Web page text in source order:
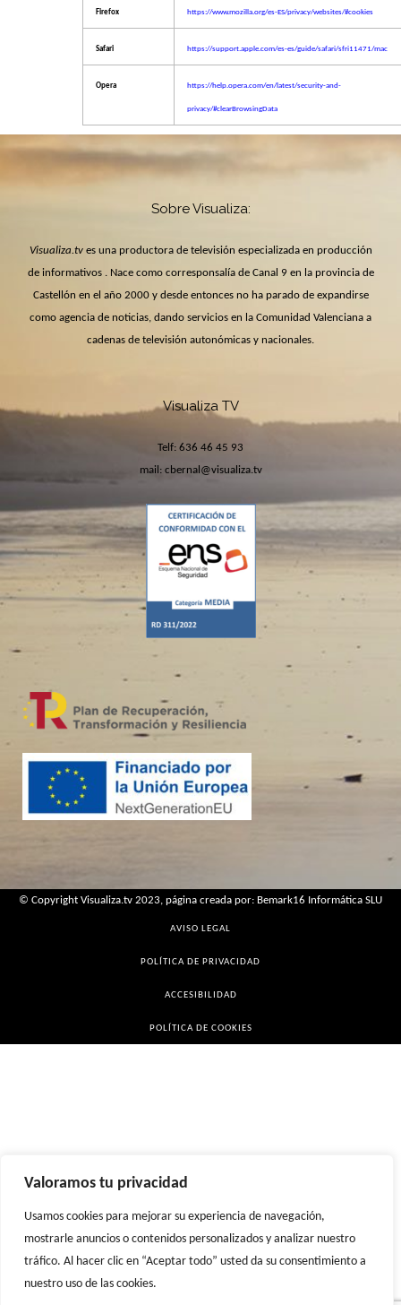
Valoramos tu privacidad
Usamos cookies para mejorar su experiencia de navegación,
mostrarle anuncios o contenidos personalizados y analizar nuestro
tráfico. Al hacer clic en “Aceptar todo” usted da su consentimiento a
nuestro uso de las cookies.
Firefox https://www.mozilla.org/es-ES/privacy/websites/#cookies
Safari https://support.apple.com/es-es/guide/safari/sfri11471/mac
Opera https://help.opera.com/en/latest/security-and-
privacy/#clearBrowsingData
Sobre Visualiza:
Visualiza.tv es una productora de televisión especializada en producción
de informativos . Nace como corresponsalía de Canal 9 en la provincia de
Castellón en el año 2000 y desde entonces no ha parado de expandirse
como agencia de noticias, dando servicios en la Comunidad Valenciana a
cadenas de televisión autonómicas y nacionales.
Visualiza TV
Telf: 636 46 45 93
mail: cbernal@visualiza.tv
© Copyright Visualiza.tv 2023, página creada por: Bemark16 Informática SLU
AVISO LEGAL
POLÍTICA DE PRIVACIDAD
ACCESIBILIDAD
POLÍTICA DE COOKIES